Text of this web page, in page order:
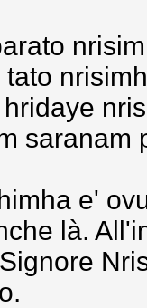
saranam
e'
là.